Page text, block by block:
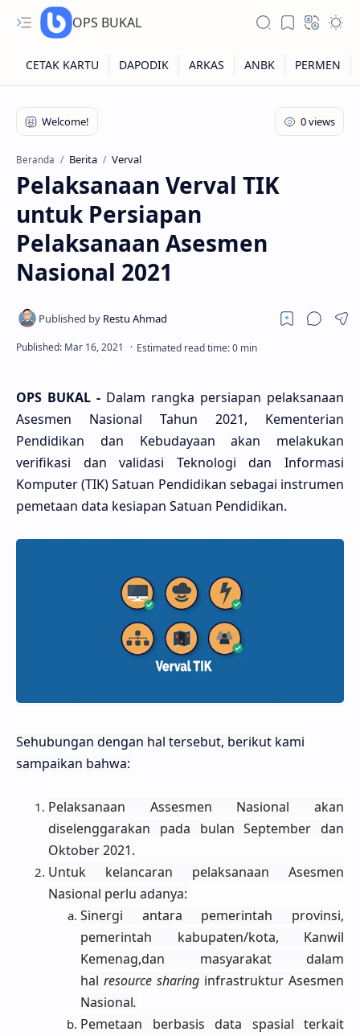
OPS BUKAL
Kartu NUPTK
Kartu NRG
Kartu NISN
Kartu NISN Foto
Kartu NISN Massal
Beranda Berita Verval
Pelaksanaan Verval TIK
untuk Persiapan
Pelaksanaan Asesmen
Nasional 2021
OPS BUKAL - Dalam rangka persiapan pelaksanaan
Asesmen Nasional Tahun 2021, Kementerian
Pendidikan dan Kebudayaan akan melakukan
verifikasi dan validasi Teknologi dan Informasi
Komputer (TIK) Satuan Pendidikan sebagai instrumen
pemetaan data kesiapan Satuan Pendidikan.
Sehubungan dengan hal tersebut, berikut kami
sampaikan bahwa:
Pelaksanaan Assesmen Nasional akan
diselenggarakan pada bulan September dan
Oktober 2021.
Untuk kelancaran pelaksanaan Asesmen
Nasional perlu adanya:
Sinergi antara pemerintah provinsi,
pemerintah kabupaten/kota, Kanwil
Kemenag,dan masyarakat dalam
hal resource sharing infrastruktur Asesmen
Nasional.
Pemetaan berbasis data spasial terkait